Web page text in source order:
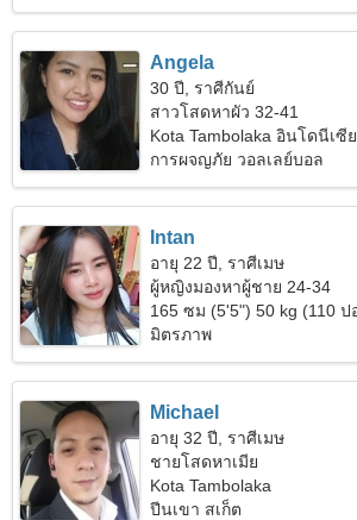
Angela
30 ปี, ราศีกันย์
สาวโสดหาผัว 32-41
Kota Tambolaka อินโดนีเซีย
การผจญภัย วอลเลย์บอล
Intan
อายุ 22 ปี, ราศีเมษ
ผู้หญิงมองหาผู้ชาย 24-34
165 ซม (5'5") 50 kg (110 ป
มิตรภาพ
Michael
อายุ 32 ปี, ราศีเมษ
ชายโสดหาเมีย
Kota Tambolaka
ปีนเขา สเก็ต